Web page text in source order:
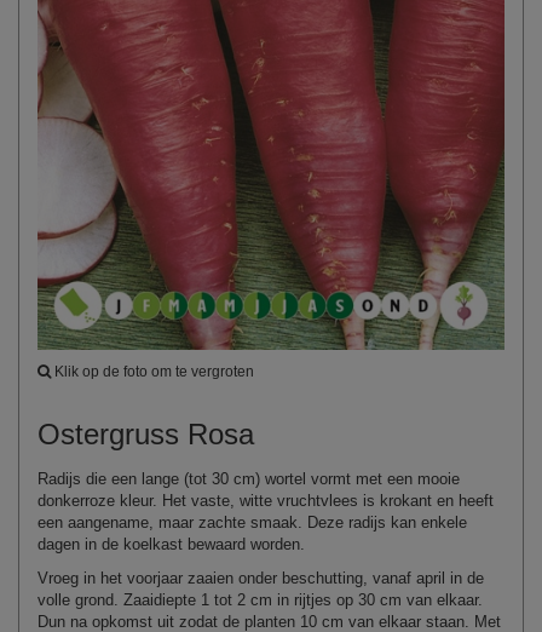
Klik op de foto om te vergroten
Ostergruss Rosa
Radijs die een lange (tot 30 cm) wortel vormt met een mooie
donkerroze kleur. Het vaste, witte vruchtvlees is krokant en heeft
een aangename, maar zachte smaak. Deze radijs kan enkele
dagen in de koelkast bewaard worden.
Vroeg in het voorjaar zaaien onder beschutting, vanaf april in de
volle grond. Zaaidiepte 1 tot 2 cm in rijtjes op 30 cm van elkaar.
Dun na opkomst uit zodat de planten 10 cm van elkaar staan. Met